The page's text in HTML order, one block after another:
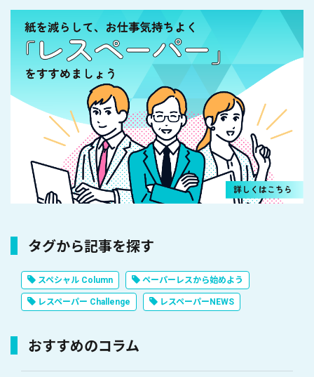
タグから記事を探す
スペシャル Column ペーパーレスから始めよう
レスペーパー Challenge レスペーパーNEWS
おすすめのコラム